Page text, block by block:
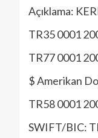
Açıklama:
TR35 0001
TR77 0001
$ Amerikan
TR58 0001
SWIFT/BIC: